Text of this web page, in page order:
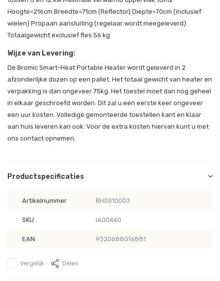
Hoogte=216cm Breedte=71cm (Reflector) Diepte=70cm (inclusief
wielen) Propaan aansluiting (regelaar wordt meegeleverd)
Totaalgewicht exclusief fles 56 kg
Wijze van Levering:
De Bromic Smart-Heat Portable Heater wordt geleverd in 2
afzonderlijke dozen op een pallet. Het totaal gewicht van heater en
verpakking is dan ongeveer 75kg. Het toestel moet dan nog geheel
in elkaar geschroefd worden. Dit zal u een eerste keer ongeveer
een uur kosten. Volledige gemonteerde toestellen kant en klaar
aan huis leveren kan ook. Voor de extra kosten hiervan kunt u met
ons contact opnemen.
Productspecificaties
Artikelnummer BH0510003
SKU IA00440
EAN 9320688016881
Vergelijk Delen